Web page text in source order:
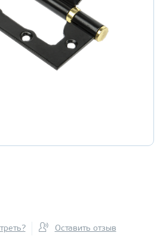
Оставить отзыв